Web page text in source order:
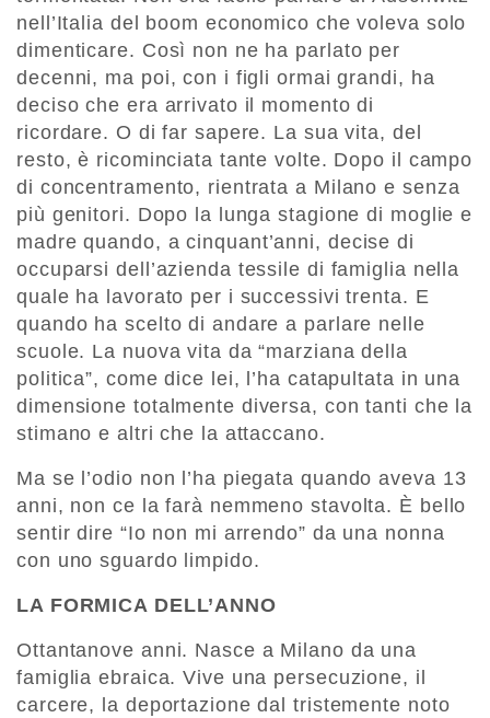
nell’Italia del boom economico che voleva solo
dimenticare. Così non ne ha parlato per
decenni, ma poi, con i figli ormai grandi, ha
deciso che era arrivato il momento di
ricordare. O di far sapere. La sua vita, del
resto, è ricominciata tante volte. Dopo il campo
di concentramento, rientrata a Milano e senza
più genitori. Dopo la lunga stagione di moglie e
madre quando, a cinquant’anni, decise di
occuparsi dell’azienda tessile di famiglia nella
quale ha lavorato per i successivi trenta. E
quando ha scelto di andare a parlare nelle
scuole. La nuova vita da “marziana della
politica”, come dice lei, l’ha catapultata in una
dimensione totalmente diversa, con tanti che la
stimano e altri che la attaccano.
Ma se l’odio non l’ha piegata quando aveva 13
anni, non ce la farà nemmeno stavolta. È bello
sentir dire “Io non mi arrendo” da una nonna
con uno sguardo limpido.
LA FORMICA DELL’ANNO
Ottantanove anni. Nasce a Milano da una
famiglia ebraica. Vive una persecuzione, il
carcere, la deportazione dal tristemente noto